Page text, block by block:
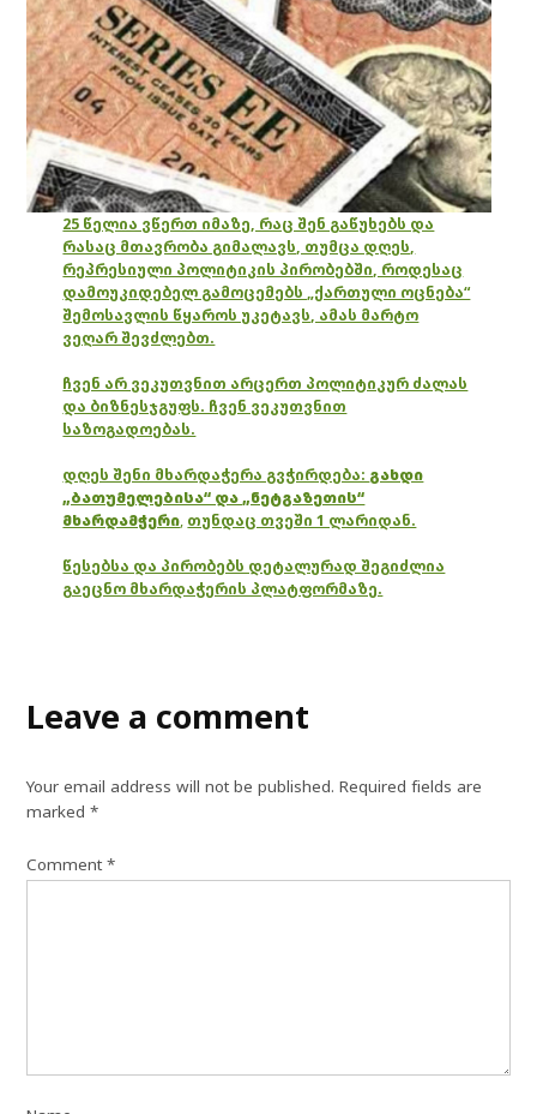
25 წელია ვწერთ იმაზე, რაც შენ გაწუხებს და
რასაც მთავრობა გიმალავს, თუმცა დღეს,
რეპრესიული პოლიტიკის პირობებში, როდესაც
დამოუკიდებელ გამოცემებს „ქართული ოცნება“
შემოსავლის წყაროს უკეტავს, ამას მარტო
ვეღარ შევძლებთ.
ჩვენ არ ვეკუთვნით არცერთ პოლიტიკურ ძალას
და ბიზნესჯგუფს. ჩვენ ვეკუთვნით
საზოგადოებას.
დღეს შენი მხარდაჭერა გვჭირდება: გახდი
„ბათუმელებისა“ და „ნეტგაზეთის“
მხარდამჭერი, თუნდაც თვეში 1 ლარიდან.
წესებსა და პირობებს დეტალურად შეგიძლია
გაეცნო მხარდაჭერის პლატფორმაზე.
Leave a comment
Your email address will not be published. Required fields are
marked*
Comment*